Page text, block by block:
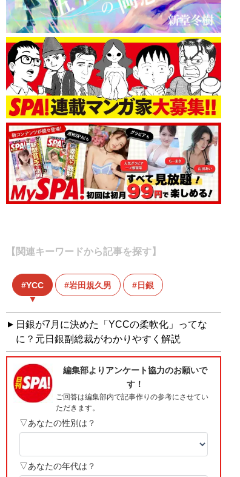
【関連キーワードから記事を探す】
YCC 岩田規久男 日銀
日銀が7月に決めた「YCCの柔軟化」ってな
に？元日銀副総裁がわかりやすく解説